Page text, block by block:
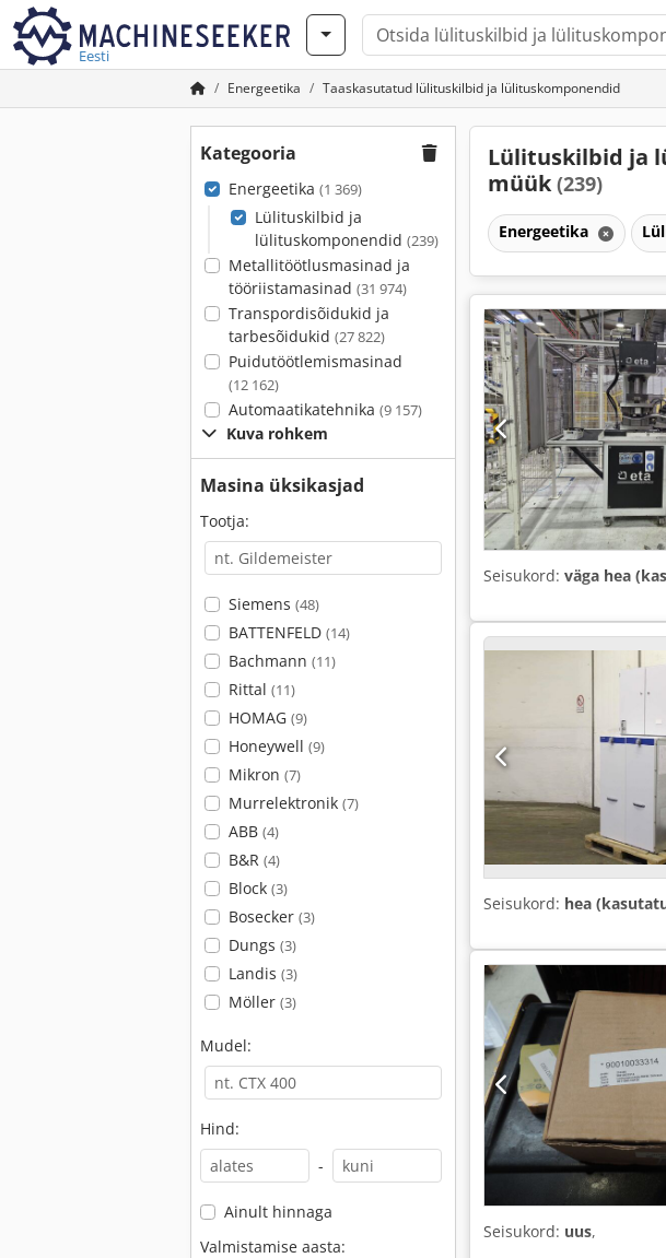
Eesti
Energeetika Taaskasutatud lülituskilbid ja lülituskomponendid
Kategooria
Energeetika (1 369)
Lülituskilbid ja
lülituskomponendid (239)
Metallitöötlusmasinad ja
tööriistamasinad (31 974)
Transpordisõidukid ja
tarbesõidukid (27 822)
Puidutöötlemismasinad
(12 162)
Automaatikatehnika (9 157)
Kuva rohkem
Masina üksikasjad
Tootja:
Siemens (48)
BATTENFELD (14)
Bachmann (11)
Rittal (11)
HOMAG (9)
Honeywell (9)
Mikron (7)
Murrelektronik (7)
ABB (4)
B&R (4)
Block (3)
Bosecker (3)
Dungs (3)
Landis (3)
Möller (3)
Mudel:
Hind:
-
Ainult hinnaga
Valmistamise aasta:
Lülituskilbid ja
müük (239)
Energeetika
Seisukord: väga hea
Seisukord: hea
Seisukord: uus,